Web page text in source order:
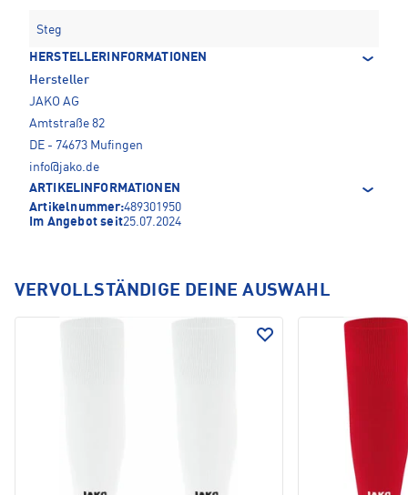
Steg
HERSTELLERINFORMATIONEN
Hersteller
JAKO AG
Amtstraße 82
DE - 74673 Mufingen
info@jako.de
ARTIKELINFORMATIONEN
Artikelnummer:489301950
Im Angebot seit25.07.2024
VERVOLLSTÄNDIGE DEINE AUSWAHL